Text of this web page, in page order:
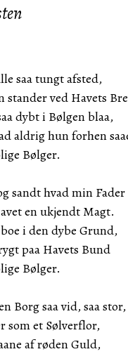
saa tungt afsted,
stander ved Havets
dybt i Bølgen blaa,
aldrig hun forhen
Bølger.
sandt hvad min Fader
en ukjendt Magt.
i den dybe Grund,
paa Havets Bund
Bølger.
Borg saa vid, saa stor,
som et Sølverflor,
af røden Guld,